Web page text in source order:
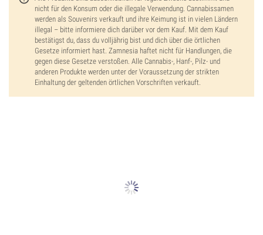
nicht für den Konsum oder die illegale Verwendung. Cannabissamen
werden als Souvenirs verkauft und ihre Keimung ist in vielen Ländern
illegal – bitte informiere dich darüber vor dem Kauf. Mit dem Kauf
bestätigst du, dass du volljährig bist und dich über die örtlichen
Gesetze informiert hast. Zamnesia haftet nicht für Handlungen, die
gegen diese Gesetze verstoßen. Alle Cannabis-, Hanf-, Pilz- und
anderen Produkte werden unter der Voraussetzung der strikten
Einhaltung der geltenden örtlichen Vorschriften verkauft.